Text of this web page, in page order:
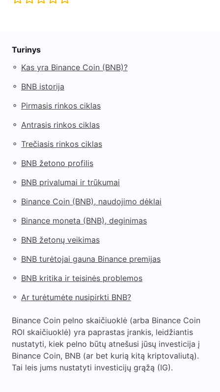
Turinys
◦ Kas yra Binance Coin (BNB)?
◦ BNB istorija
◦ Pirmasis rinkos ciklas
◦ Antrasis rinkos ciklas
◦ Trečiasis rinkos ciklas
◦ BNB žetono profilis
◦ BNB privalumai ir trūkumai
◦ Binance Coin (BNB), naudojimo dėklai
◦ Binance moneta (BNB), deginimas
◦ BNB žetonų veikimas
◦ BNB turėtojai gauna Binance premijas
◦ BNB kritika ir teisinės problemos
◦ Ar turėtumėte nusipirkti BNB?
Binance Coin pelno skaičiuoklė (arba Binance Coin
ROI skaičiuoklė) yra paprastas įrankis, leidžiantis
nustatyti, kiek pelno būtų atnešusi jūsų investicija į
Binance Coin, BNB (ar bet kurią kitą kriptovaliutą).
Tai leis jums nustatyti investicijų grąžą (IG).